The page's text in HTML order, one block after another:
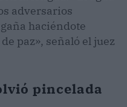
adversarios
haciéndote
paz», señaló el juez
pincelada